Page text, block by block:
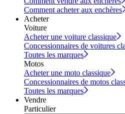
Comment acheter aux enchères
Acheter
Voiture
Acheter une voiture classique
Concessionnaires de voitures
Toutes les marques
Motos
Acheter une moto classique
Concessionnaires de motos
Toutes les marques
Vendre
Particulier